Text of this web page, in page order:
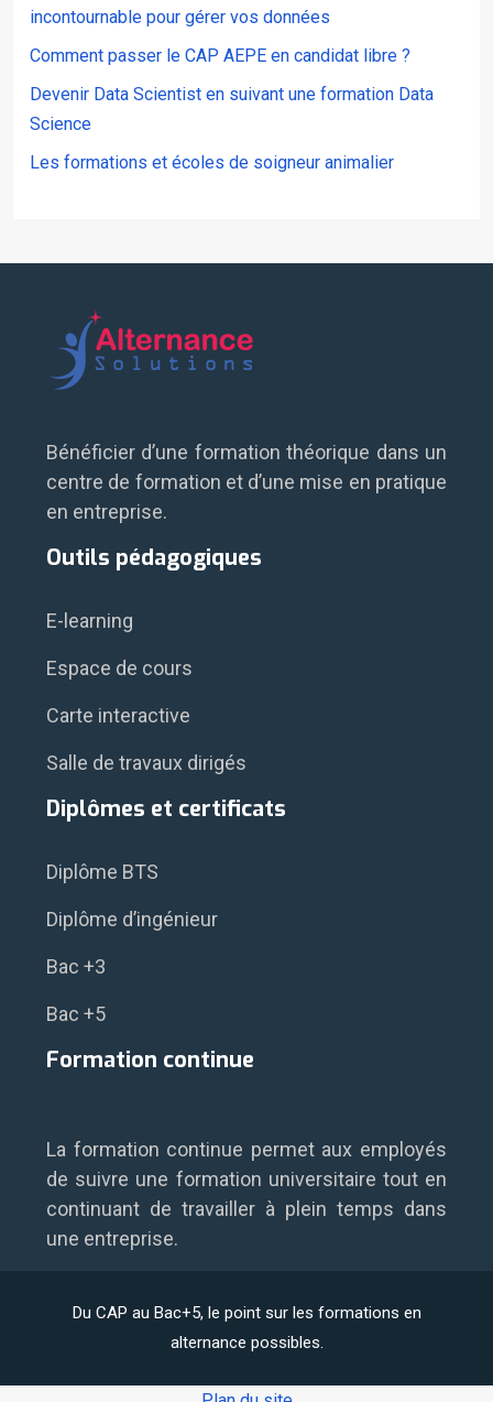
incontournable pour gérer vos données
Comment passer le CAP AEPE en candidat libre ?
Devenir Data Scientist en suivant une formation Data
Science
Les formations et écoles de soigneur animalier
Bénéficier d’une formation théorique dans un
centre de formation et d’une mise en pratique
en entreprise.
Outils pédagogiques
E-learning
Espace de cours
Carte interactive
Salle de travaux dirigés
Diplômes et certificats
Diplôme BTS
Diplôme d’ingénieur
Bac +3
Bac +5
Formation continue
La formation continue permet aux employés
de suivre une formation universitaire tout en
continuant de travailler à plein temps dans
une entreprise.
Du CAP au Bac+5, le point sur les formations en
alternance possibles.